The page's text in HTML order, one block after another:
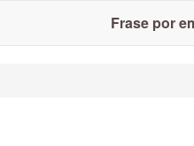
Frase por